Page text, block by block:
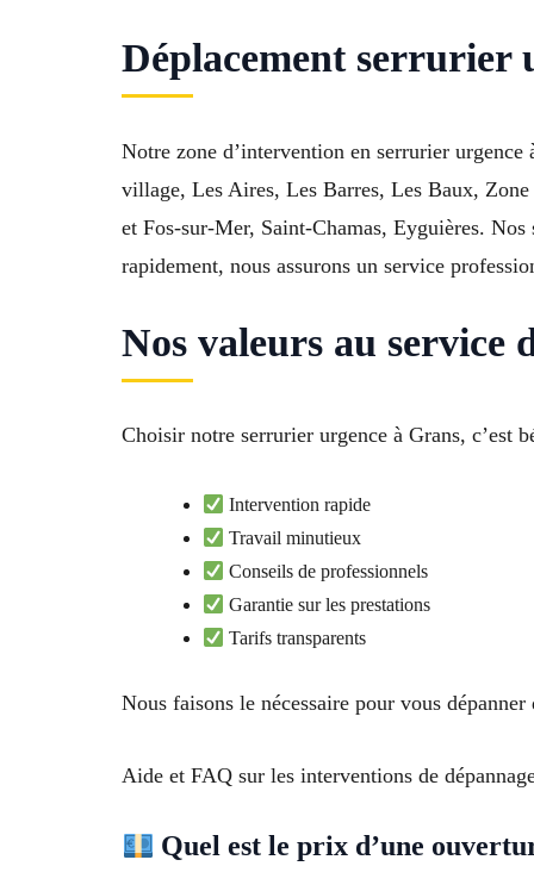
Déplacement serrurier
Notre zone d’intervention en serrurier
village, Les Aires, Les Barres, Les Baux,
et Fos-sur-Mer, Saint-Chamas, Eyguières.
rapidement, nous assurons un service
Nos valeurs au service
Choisir notre serrurier urgence à Grans, c’est
Intervention rapide
Travail minutieux
Conseils de professionnels
Garantie sur les prestations
Tarifs transparents
Nous faisons le nécessaire pour vous
Aide et FAQ sur les interventions de
Quel est le prix d’une